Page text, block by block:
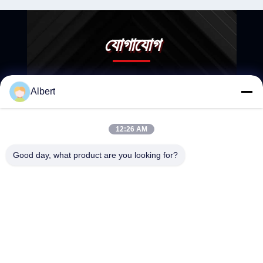
যোগাযোগ
Albert
12:26 AM
Good day, what product are you looking for?